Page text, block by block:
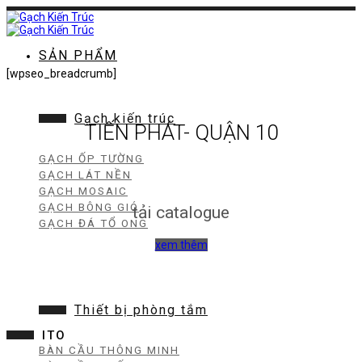
Chuyển
đến
nội
SẢN PHẨM
Gạch kiến trúc
GẠCH ỐP TƯỜNG
GẠCH LÁT NỀN
GẠCH MOSAIC
GẠCH BÔNG GIÓ
GẠCH ĐÁ TỔ ONG
Thiết bị phòng tắm
BÀN CẦU THÔNG MINH
[wpseo_breadcrumb]
TIẾN PHÁT- QUẬN 10
tải catalogue
xem thêm
ITO